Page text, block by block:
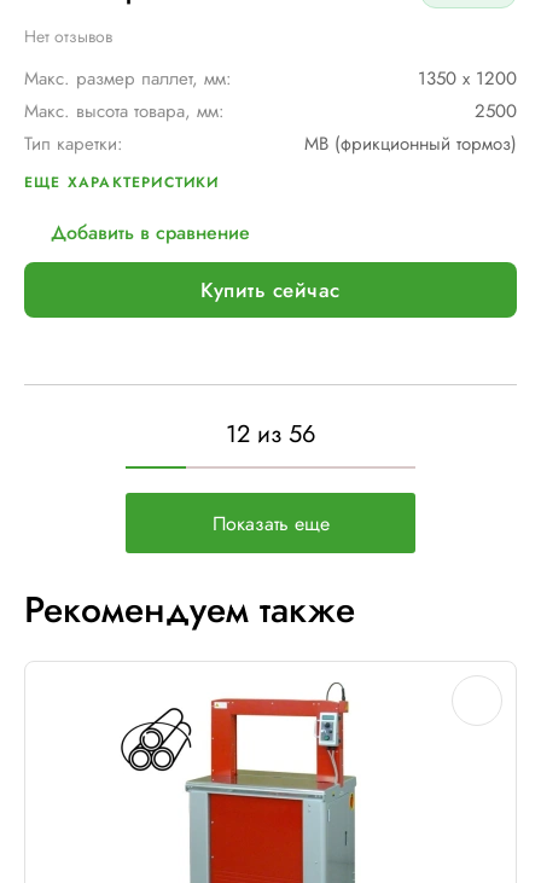
Нет отзывов
Макс. размер паллет, мм:
1350 х 1200
Макс. высота товара, мм:
2500
Тип каретки:
MB (фрикционный тормоз)
Скорость обмотки:
Мин. размер паллет, мм:
Тип питания:
220В
Макс. вес рулона с пленкой, кг:
16
Электрическое подключение:
Установленная мощность::
ЕЩЕ ХАРАКТЕРИСТИКИ
Добавить в сравнение
Купить сейчас
12 из 56
Показать еще
Рекомендуем также